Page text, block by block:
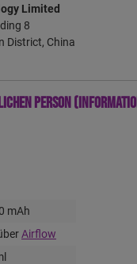
Limited
8
District, China
Person
mAh
Airflow